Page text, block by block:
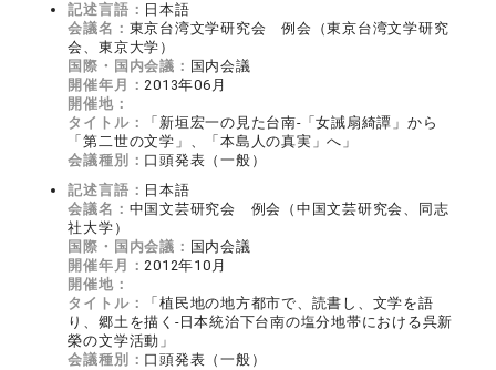
記述言語： 日本語
会議名： 東京台湾文学研究会 例会（東京台湾文学研究
会、東京大学）
国際・国内会議： 国内会議
開催年月：2013年06月
開催地：
タイトル：
「新垣宏一の見た台南‐「女誡扇綺譚」から
「第二世の文学」、「本島人の真実」へ」
会議種別： 口頭発表（一般）
記述言語： 日本語
会議名： 中国文芸研究会 例会（中国文芸研究会、同志
社大学）
国際・国内会議： 国内会議
開催年月：2012年10月
開催地：
タイトル：
「植民地の地方都市で、読書し、文学を語
り、郷土を描く‐日本統治下台南の塩分地帯における呉新
榮の文学活動」
会議種別： 口頭発表（一般）